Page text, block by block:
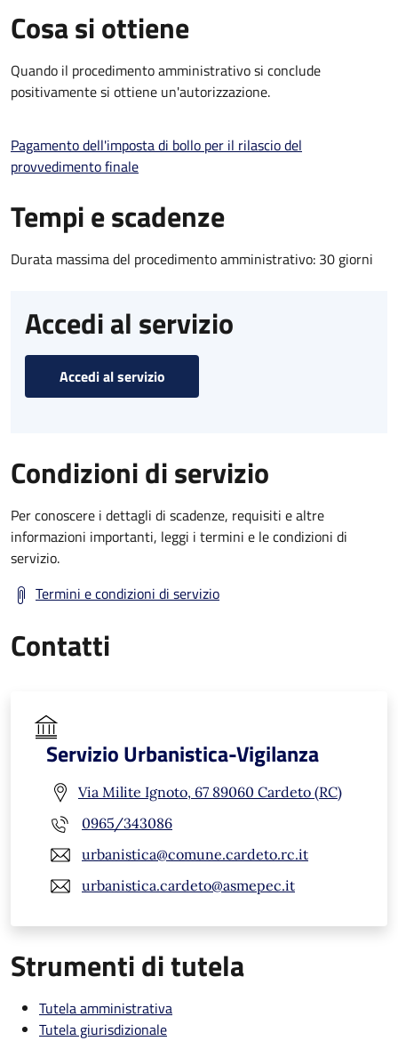
Cosa si ottiene
Quando il procedimento amministrativo si conclude
positivamente si ottiene un'autorizzazione.
Pagamento dell'imposta di bollo per il rilascio del
provvedimento finale
Tempi e scadenze
Durata massima del procedimento amministrativo: 30 giorni
Accedi al servizio
Accedi al servizio
Condizioni di servizio
Per conoscere i dettagli di scadenze, requisiti e altre
informazioni importanti, leggi i termini e le condizioni di
servizio.
Termini e condizioni di servizio
Contatti
Servizio Urbanistica-Vigilanza
Via Milite Ignoto, 67 89060 Cardeto (RC)
0965/343086
urbanistica@comune.cardeto.rc.it
urbanistica.cardeto@asmepec.it
Strumenti di tutela
Tutela amministrativa
Tutela giurisdizionale